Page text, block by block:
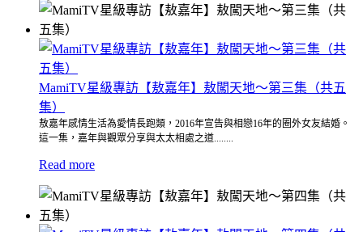
MamiTV星級專訪【敖嘉年】敖闖天地～第三集（共五
集）
敖嘉年感情生活為愛情長跑類，2016年宣告與相戀16年的圈外女友結婚。
這一集，嘉年與觀眾分享與太太相處之道........
Read more